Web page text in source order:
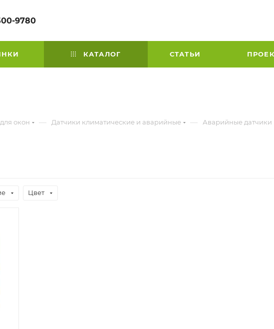
9780
КАТАЛОГ СТАТЬИ
окон — Датчики климатические и аварийные — Аварийные датчики
Цвет